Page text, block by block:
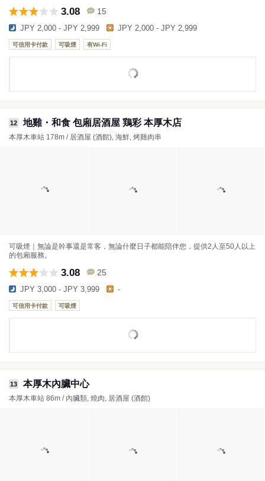
3.08 15
JPY 2,000 - JPY 2,999 JPY 2,000 - JPY 2,999
可信用卡付款 可吸煙 有Wi-Fi
12 地雞・和食 包廂居酒屋 鶏彩 本厚木店
本厚木車站 178m / 居酒屋 (酒館), 海鮮, 烤雞肉串
可吸煙｜無論是幹事還是常客，無論什麼日子都能陪伴您，提供2人至50人以上
的包廂服務。
3.08 25
JPY 3,000 - JPY 3,999 -
可信用卡付款 可吸煙
13 本厚木內臟中心
本厚木車站 86m / 內臟類, 燒肉, 居酒屋 (酒館)